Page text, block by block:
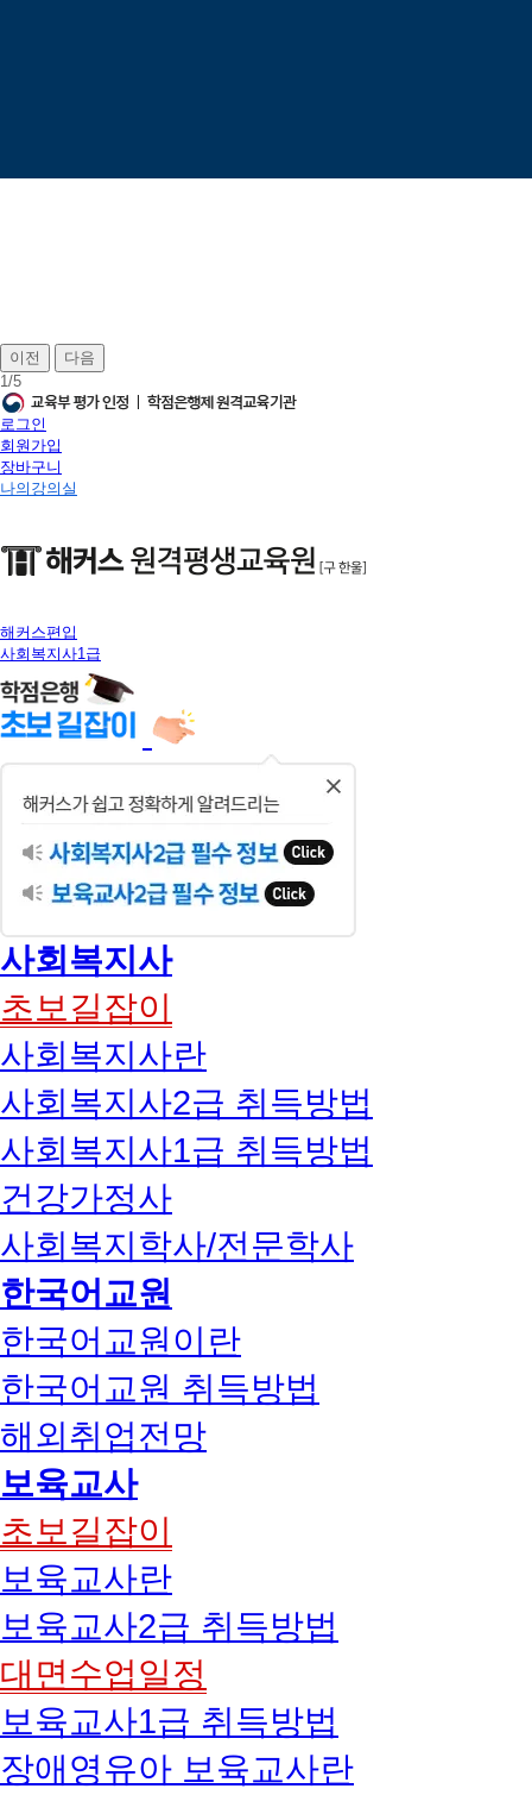
이전
다음
1/5
로그인
회원가입
장바구니
나의강의실
해커스편입
사회복지사1급
사회복지사
초보길잡이
사회복지사란
사회복지사2급 취득방법
사회복지사1급 취득방법
건강가정사
사회복지학사/전문학사
한국어교원
한국어교원이란
한국어교원 취득방법
해외취업전망
보육교사
초보길잡이
보육교사란
보육교사2급 취득방법
대면수업일정
보육교사1급 취득방법
장애영유아 보육교사란